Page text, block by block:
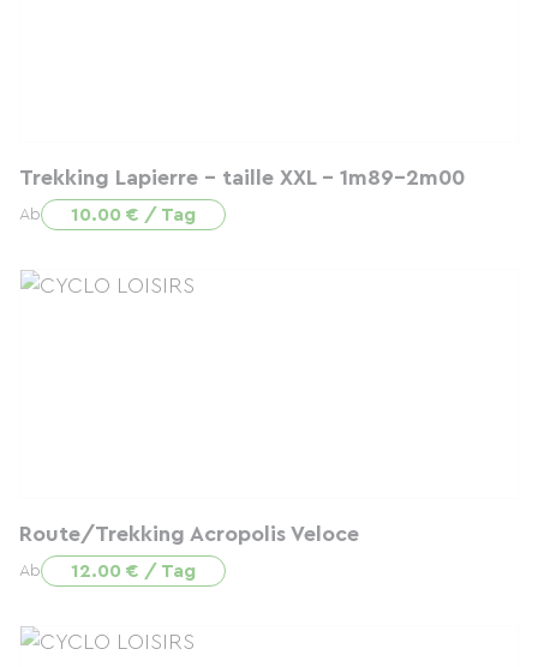
Trekking Lapierre - taille XXL - 1m89-2m00
Ab 10.00 € / Tag
Route/Trekking Acropolis Veloce
Ab 12.00 € / Tag